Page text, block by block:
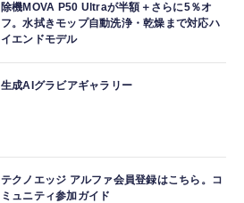
除機MOVA P50 Ultraが半額＋さらに5％オ
フ。水拭きモップ自動洗浄・乾燥まで対応ハ
イエンドモデル
生成AIグラビアギャラリー
テクノエッジ アルファ会員登録はこちら。コ
ミュニティ参加ガイド